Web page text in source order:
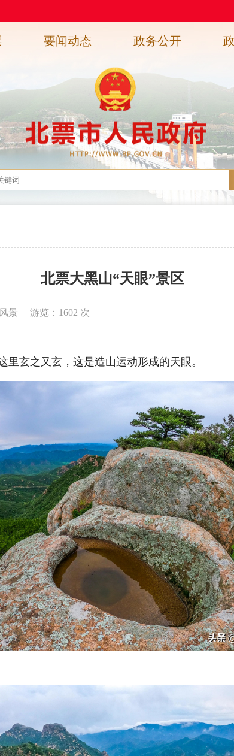
要闻动态 政务公开
北票大黑山“天眼”景区
风景 游览： 1602 次
玄之又玄，这是造山运动形成的天眼。